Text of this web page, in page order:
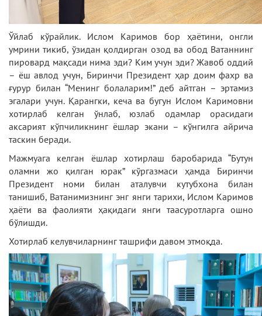
Ўйлаб кўрайлик. Ислом Каримов бор ҳаётини, онгли
умрини тикиб, ўзидан қолдирган озод ва обод Ватаннинг
пировард мақсади нима эди? Ким учун эди? Жавоб оддий
– ёш авлод учун, Биринчи Президент ҳар доим фахр ва
ғурур билан “Менинг болаларим!” деб айтган – эртамиз
эгалари учун. Қарангки, кеча ва бугун Ислом Каримовни
хотирлаб келган ўнлаб, юзлаб одамлар орасидаги
аксарият кўпчиликнинг ёшлар экани – кўнгилга айрича
таскин беради.
Мажмуага келган ёшлар хотирлаш баробарида “Бутун
оламни жо қилган юрак” кўргазмаси ҳамда Биринчи
Президент номи билан аталувчи кутубхона билан
танишиб, Ватанимизнинг энг янги тарихи, Ислом Каримов
ҳаёти ва фаолияти ҳақидаги янги таасуротларга ошно
бўлишди.
Хотирлаб келувчиларнинг ташрифи давом этмоқда.